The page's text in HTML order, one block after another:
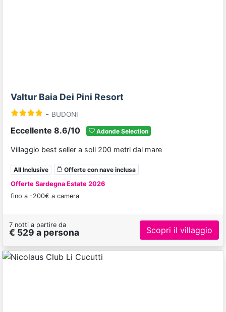
Valtur Baia Dei Pini Resort
- BUDONI
Eccellente 8.6/10 Adonde Selection
Villaggio best seller a soli 200 metri dal mare
All Inclusive
Offerte con nave inclusa
Offerte Sardegna Estate 2026
fino a -200€ a camera
7 notti a partire da
€ 529 a persona Scopri il villaggio